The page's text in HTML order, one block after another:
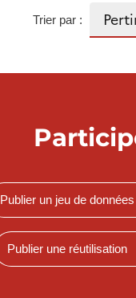
Trier par :
Publier un jeu de données
Publier une réutilisation